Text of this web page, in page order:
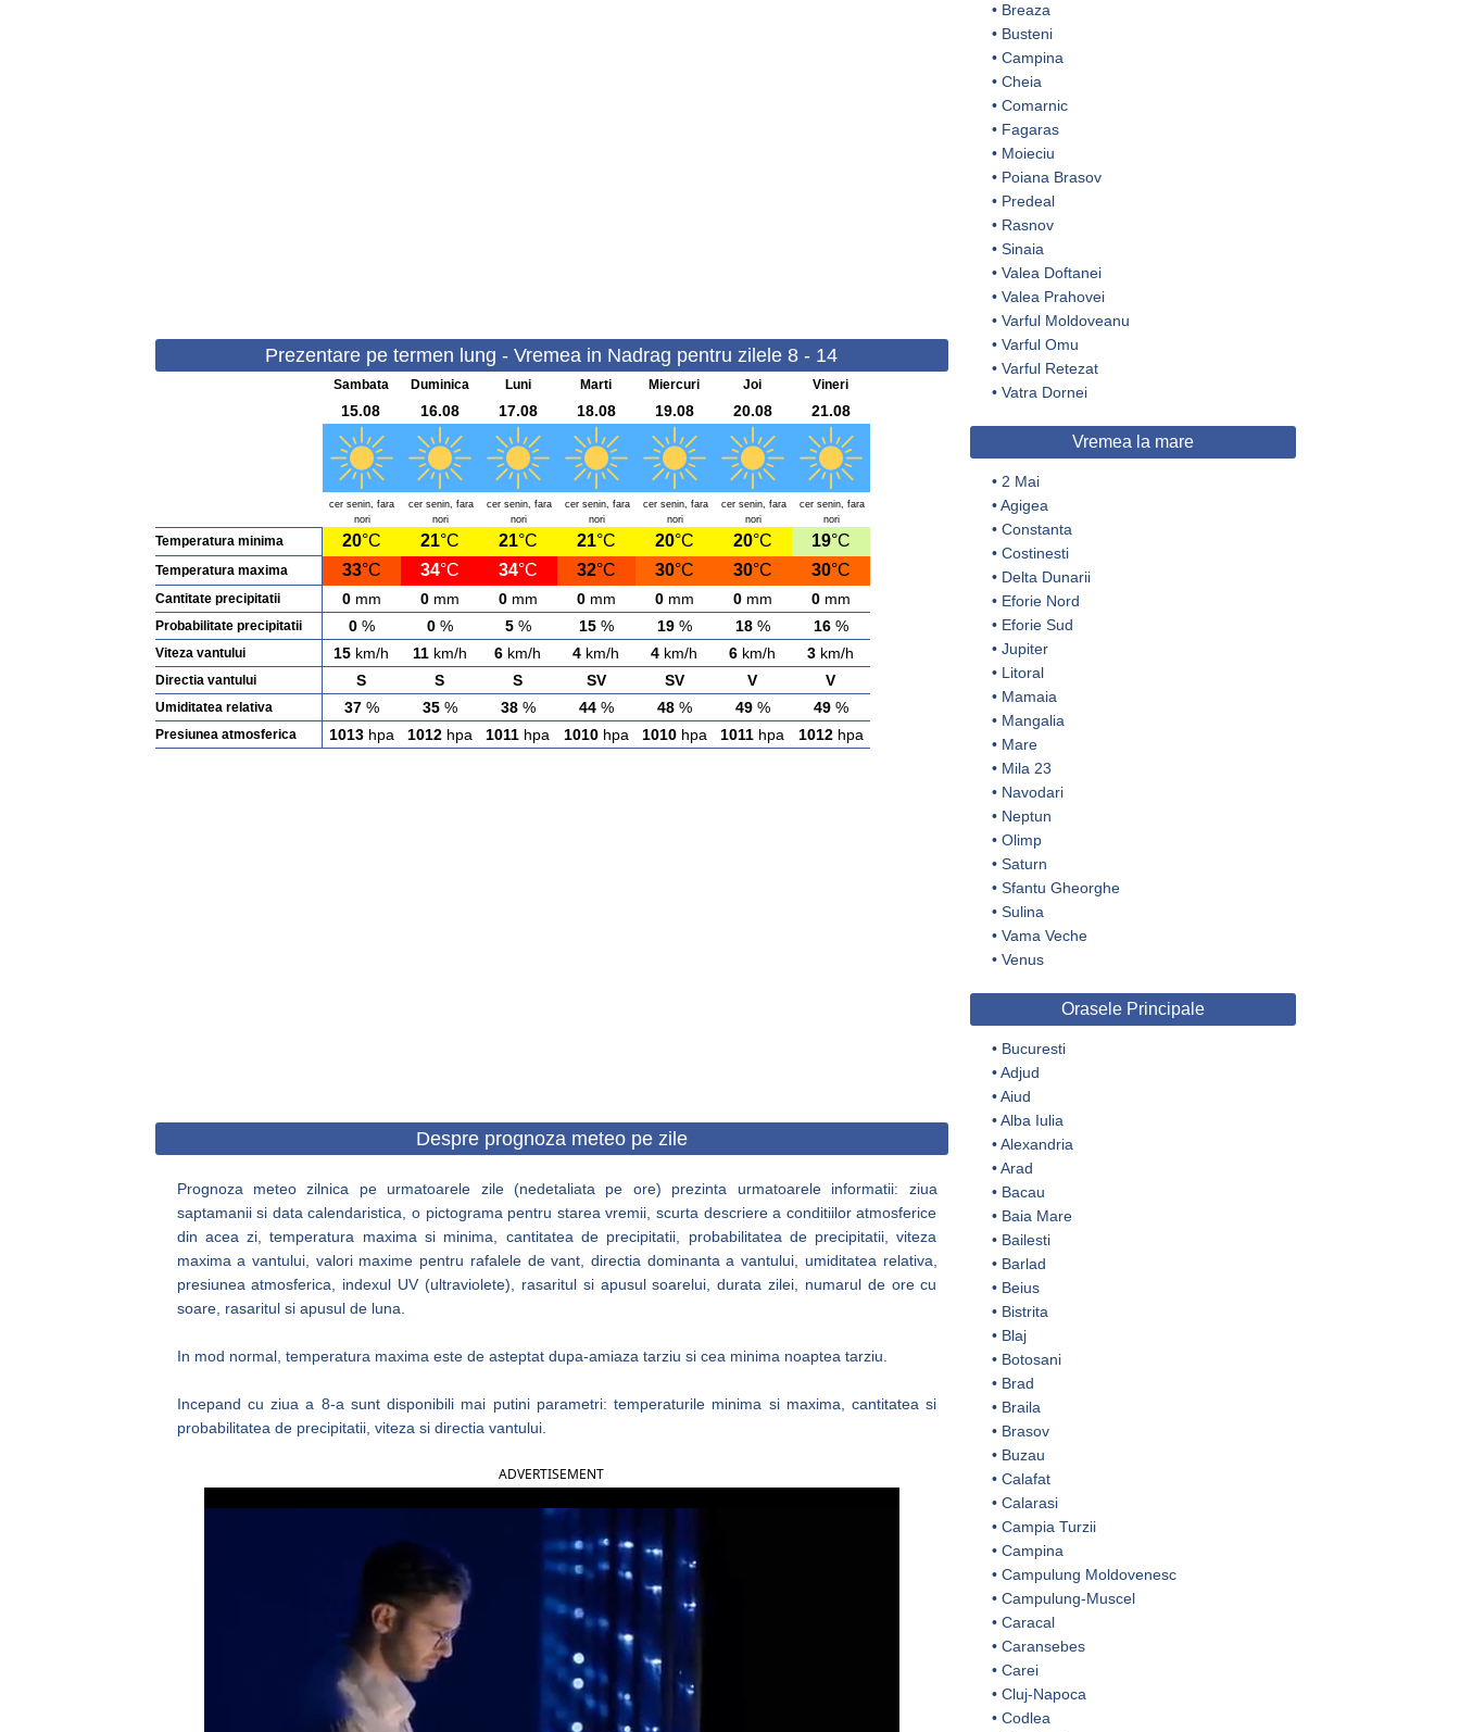
Prezentare pe termen lung - Vremea in Nadrag pentru zilele 8 - 14
Sambata Duminica Luni Marti Miercuri Joi Vineri
15.08 16.08 17.08 18.08 19.08 20.08 21.08
cer senin, fara
nori
cer senin, fara
nori
cer senin, fara
nori
cer senin, fara
nori
cer senin, fara
nori
cer senin, fara
nori
cer senin, fara
nori
Temperatura minima 20°C 21°C 21°C 21°C 20°C 20°C 19°C
Temperatura maxima 33°C 34°C 34°C 32°C 30°C 30°C 30°C
Cantitate precipitatii 0mm 0mm 0mm 0mm 0mm 0mm 0mm
Probabilitate precipitatii 0% 0% 5% 15% 19% 18% 16%
Viteza vantului 15 km/h 11km/h 6 km/h 4 km/h 4 km/h 6 km/h 3 km/h
Directia vantului S S S SV SV V V
Umiditatea relativa 37% 35% 38% 44% 48% 49% 49%
Presiunea atmosferica 1013hpa 1012hpa 1011 hpa 1010hpa 1010hpa 1011 hpa 1012hpa
Despre prognoza meteo pe zile
Prognoza meteo zilnica pe urmatoarele zile (nedetaliata pe ore) prezinta urmatoarele informatii: ziua
saptamanii si data calendaristica, o pictograma pentru starea vremii, scurta descriere a conditiilor atmosferice
din acea zi, temperatura maxima si minima, cantitatea de precipitatii, probabilitatea de precipitatii, viteza
maxima a vantului, valori maxime pentru rafalele de vant, directia dominanta a vantului, umiditatea relativa,
presiunea atmosferica, indexul UV (ultraviolete), rasaritul si apusul soarelui, durata zilei, numarul de ore cu
soare, rasaritul si apusul de luna.
In mod normal, temperatura maxima este de asteptat dupa-amiaza tarziu si cea minima noaptea tarziu.
Incepand cu ziua a 8-a sunt disponibili mai putini parametri: temperaturile minima si maxima, cantitatea si
probabilitatea de precipitatii, viteza si directia vantului.
ADVERTISEMENT
• Breaza
• Busteni
• Campina
• Cheia
• Comarnic
• Fagaras
• Moieciu
• Poiana Brasov
• Predeal
• Rasnov
• Sinaia
• Valea Doftanei
• Valea Prahovei
• Varful Moldoveanu
• Varful Omu
• Varful Retezat
• Vatra Dornei
Vremea la mare
• 2 Mai
•Agigea
• Constanta
• Costinesti
• Delta Dunarii
• Eforie Nord
• Eforie Sud
• Jupiter
• Litoral
• Mamaia
• Mangalia
• Mare
• Mila 23
• Navodari
• Neptun
• Olimp
• Saturn
• Sfantu Gheorghe
• Sulina
• Vama Veche
• Venus
Orasele Principale
• Bucuresti
•Adjud
•Aiud
•Alba Iulia
•Alexandria
•Arad
• Bacau
• Baia Mare
• Bailesti
• Barlad
• Beius
• Bistrita
• Blaj
• Botosani
• Brad
• Braila
• Brasov
• Buzau
• Calafat
• Calarasi
• Campia Turzii
• Campina
• Campulung Moldovenesc
• Campulung-Muscel
• Caracal
• Caransebes
• Carei
• Cluj-Napoca
• Codlea